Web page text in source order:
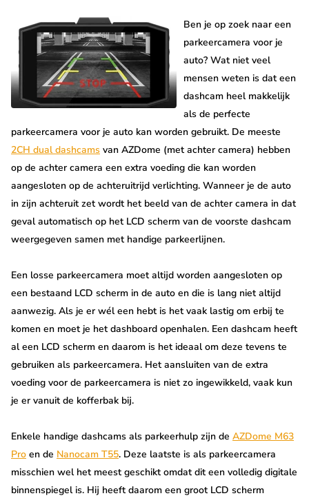
Ben je op zoek naar een
parkeercamera voor je
auto? Wat niet veel
mensen weten is dat een
dashcam heel makkelijk
als de perfecte
parkeercamera voor je auto kan worden gebruikt. De meeste
2CH dual dashcams van AZDome (met achter camera) hebben
op de achter camera een extra voeding die kan worden
aangesloten op de achteruitrijd verlichting. Wanneer je de auto
in zijn achteruit zet wordt het beeld van de achter camera in dat
geval automatisch op het LCD scherm van de voorste dashcam
weergegeven samen met handige parkeerlijnen.
Een losse parkeercamera moet altijd worden aangesloten op
een bestaand LCD scherm in de auto en die is lang niet altijd
aanwezig. Als je er wél een hebt is het vaak lastig om erbij te
komen en moet je het dashboard openhalen. Een dashcam heeft
al een LCD scherm en daarom is het ideaal om deze tevens te
gebruiken als parkeercamera. Het aansluiten van de extra
voeding voor de parkeercamera is niet zo ingewikkeld, vaak kun
je er vanuit de kofferbak bij.
Enkele handige dashcams als parkeerhulp zijn de AZDome M63
Pro en de Nanocam T55. Deze laatste is als parkeercamera
misschien wel het meest geschikt omdat dit een volledig digitale
binnenspiegel is. Hij heeft daarom een groot LCD scherm